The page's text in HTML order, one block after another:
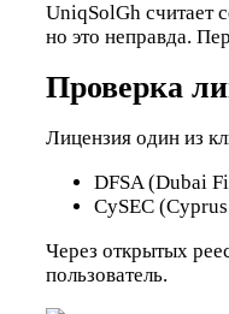
UniqSolGh считает
но это неправда.
Проверка
Лицензия один из
DFSA (Dubai
CySEC
Через открытых
пользователь.